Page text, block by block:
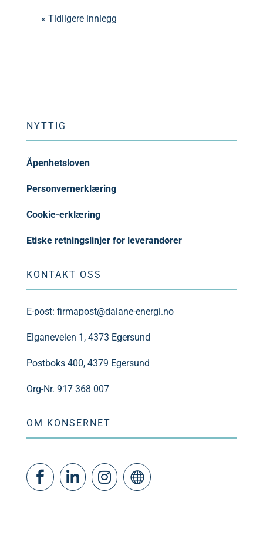
« Tidligere innlegg
NYTTIG
Åpenhetsloven
Personvernerklæring
Cookie-erklæring
Etiske retningslinjer for leverandører
KONTAKT OSS
E-post: firmapost@dalane-energi.no
Elganeveien 1, 4373 Egersund
Postboks 400, 4379 Egersund
Org-Nr. 917 368 007
OM KONSERNET
   